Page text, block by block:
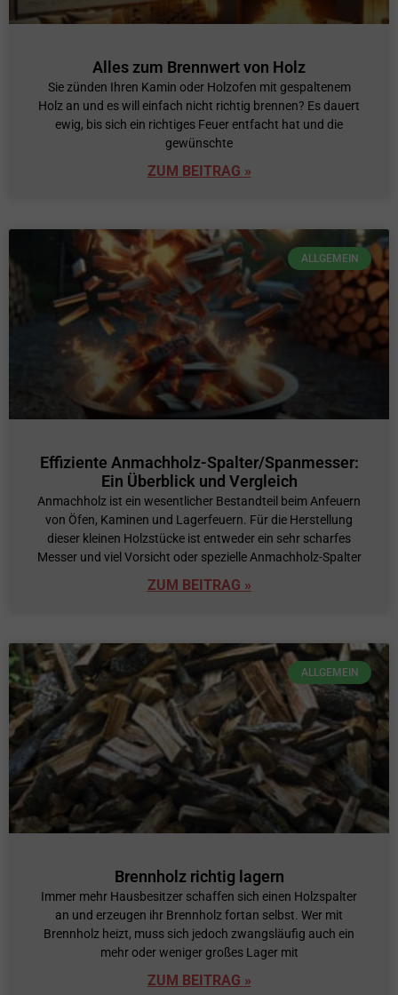
Alles zum Brennwert von Holz
Sie zünden Ihren Kamin oder Holzofen mit gespaltenem
Holz an und es will einfach nicht richtig brennen? Es dauert
ewig, bis sich ein richtiges Feuer entfacht hat und die
gewünschte
ZUM BEITRAG »
ALLGEMEIN
Effiziente Anmachholz-Spalter/Spanmesser:
Ein Überblick und Vergleich
Anmachholz ist ein wesentlicher Bestandteil beim Anfeuern
von Öfen, Kaminen und Lagerfeuern. Für die Herstellung
dieser kleinen Holzstücke ist entweder ein sehr scharfes
Messer und viel Vorsicht oder spezielle Anmachholz-Spalter
ZUM BEITRAG »
ALLGEMEIN
Brennholz richtig lagern
Immer mehr Hausbesitzer schaffen sich einen Holzspalter
an und erzeugen ihr Brennholz fortan selbst. Wer mit
Brennholz heizt, muss sich jedoch zwangsläufig auch ein
mehr oder weniger großes Lager mit
ZUM BEITRAG »